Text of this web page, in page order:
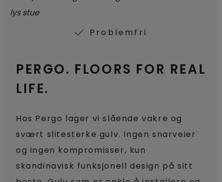
Problemfri
PERGO. FLOORS FOR REAL
LIFE.
Hos Pergo lager vi slående vakre og
svært slitesterke gulv. Ingen snarveier
og ingen kompromisser, kun
skandinavisk funksjonell design på sitt